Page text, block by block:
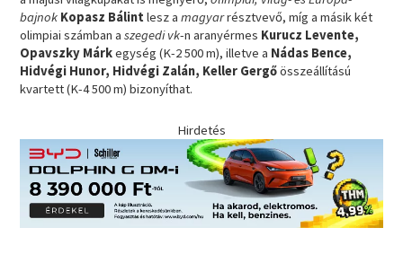
bajnok Kopasz Bálint lesz amagyarrésztvevő, míg a másik két
olimpiai számban aszegedi vk-n aranyérmes Kurucz Levente,
Opavszky Márkegység (K-2 500 m), illetve a Nádas Bence,
Hidvégi Hunor, Hidvégi Zalán, Keller Gergőösszeállítású
kvartett (K-4 500 m) bizonyíthat.
Hirdetés